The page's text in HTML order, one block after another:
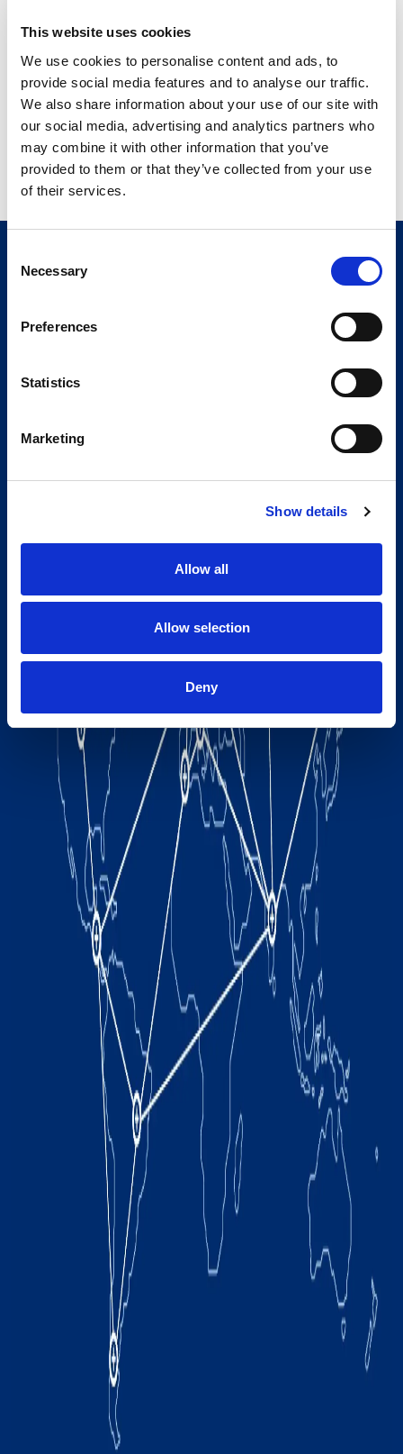
This website uses cookies
We use cookies to personalise content and ads, to
provide social media features and to analyse our traffic.
We also share information about your use of our site with
our social media, advertising and analytics partners who
may combine it with other information that you’ve
provided to them or that they’ve collected from your use
of their services.
Selection
Necessary
Preferences
Statistics
Marketing
Show details
Allow all
Allow selection
Deny
15 unità di crescita professionale oppure ore di
Leggi di più